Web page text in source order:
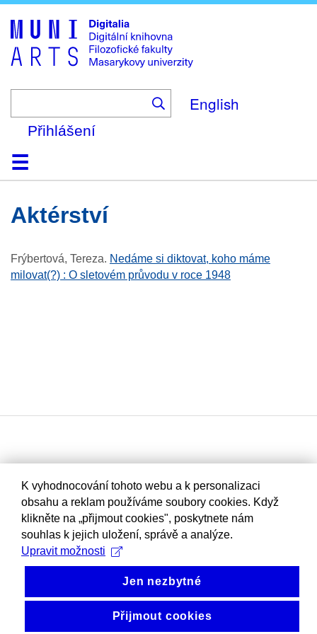
to
main
content
English
Přihlášení
DomůKolekce
Prohlížení
Vyhledávání
O platformě
Nápověda
KontaktDigitalia
aktérství
Frýbertová, Tereza. Nedáme si diktovat, koho máme
milovat(?) : O sletovém průvodu v roce 1948
K vyhodnocování tohoto webu a k personalizaci
obsahu a reklam používáme soubory cookies. Když
klikněte na „přijmout cookies", poskytnete nám
souhlas k jejich uložení, správě a analýze.
Upravit možnosti
Jen nezbytné
Přijmout cookies